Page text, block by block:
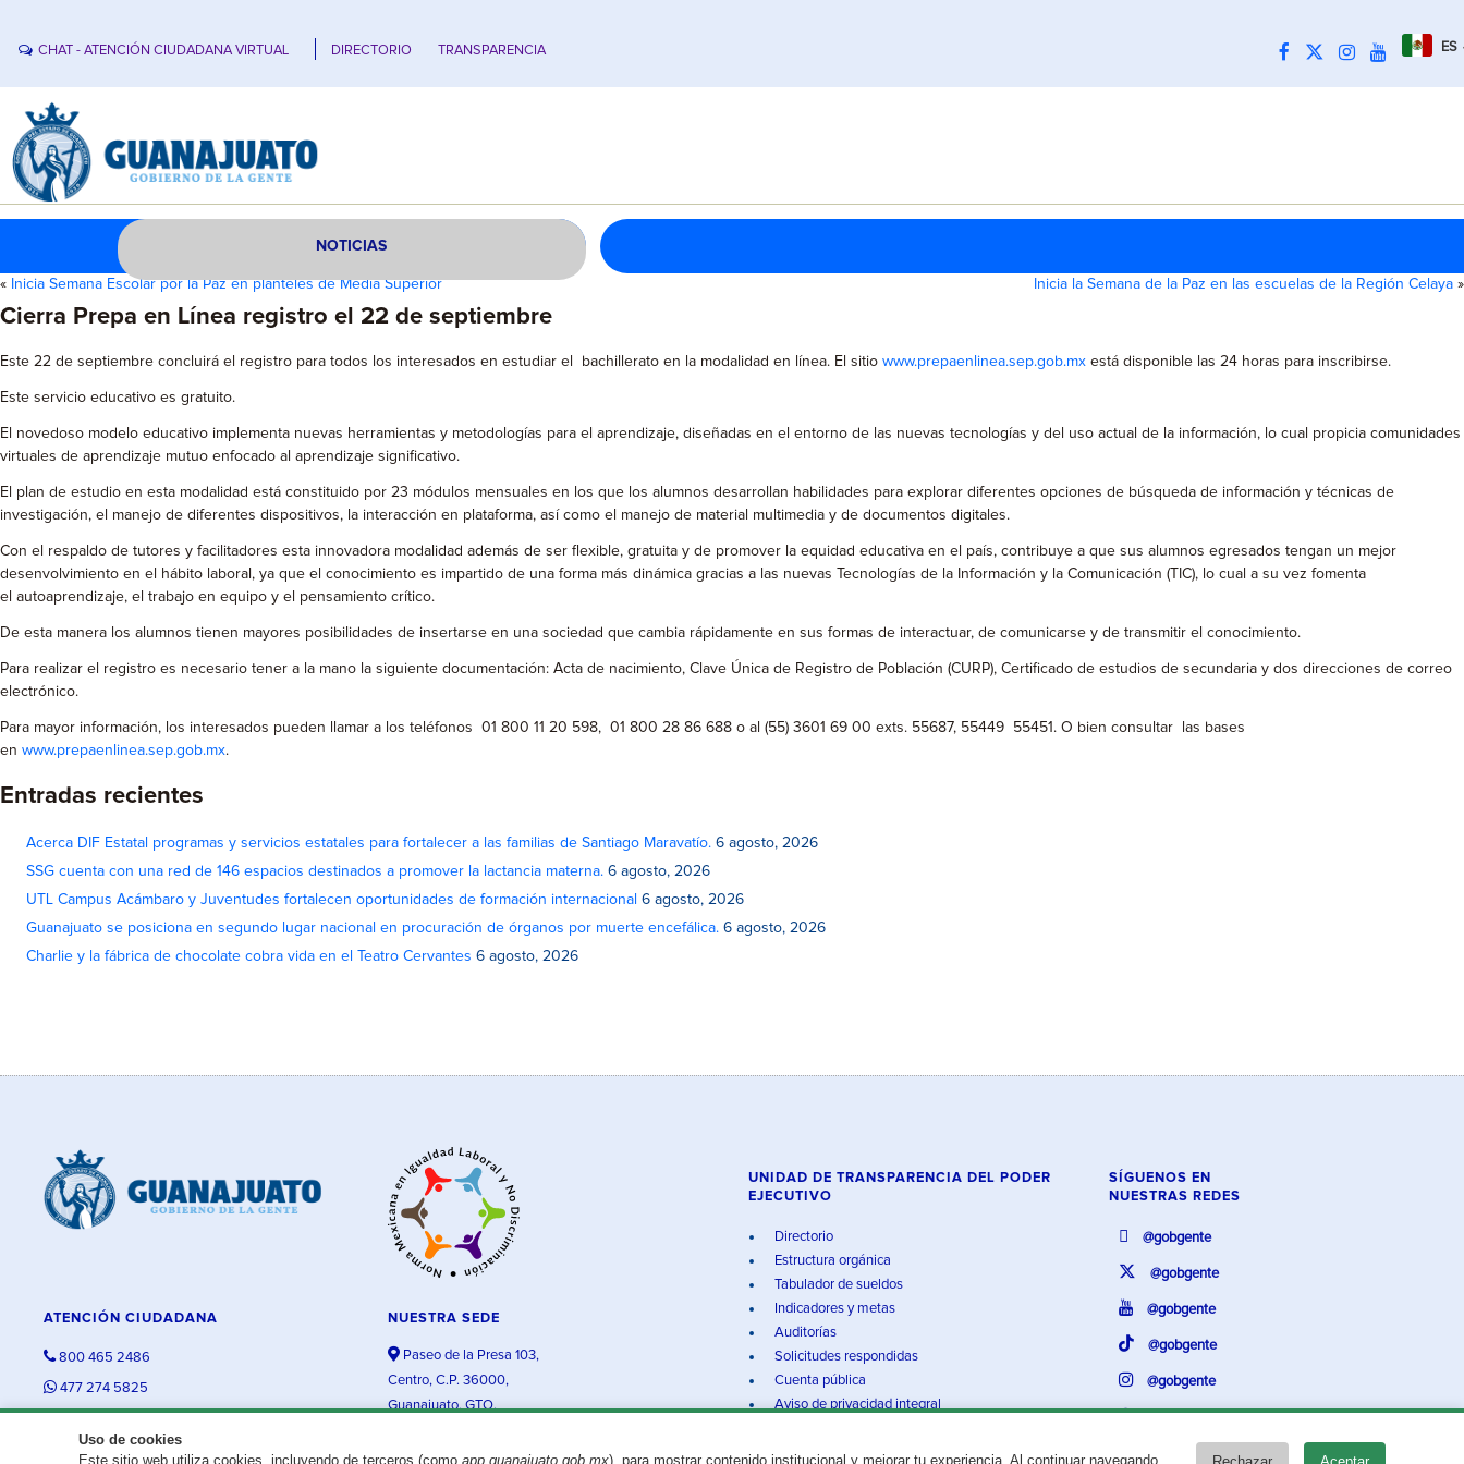
CHAT - ATENCIÓN CIUDADANA VIRTUAL DIRECTORIO TRANSPARENCIA ES
NOTICIAS
« Inicia Semana Escolar por la Paz en planteles de Media Superior Inicia la Semana de la Paz en las escuelas de la Región Celaya »
Cierra Prepa en Línea registro el 22 de septiembre
Este 22 de septiembre concluirá el registro para todos los interesados en estudiar el bachillerato en la modalidad en línea. El sitio www.prepaenlinea.sep.gob.mx está disponible las 24 horas para inscribirse.
Este servicio educativo es gratuito.
El novedoso modelo educativo implementa nuevas herramientas y metodologías para el aprendizaje, diseñadas en el entorno de las nuevas tecnologías y del uso actual de la información, lo cual propicia comunidades
virtuales de aprendizaje mutuo enfocado al aprendizaje significativo.
El plan de estudio en esta modalidad está constituido por 23 módulos mensuales en los que los alumnos desarrollan habilidades para explorar diferentes opciones de búsqueda de información y técnicas de
investigación, el manejo de diferentes dispositivos, la interacción en plataforma, así como el manejo de material multimedia y de documentos digitales.
Con el respaldo de tutores y facilitadores esta innovadora modalidad además de ser flexible, gratuita y de promover la equidad educativa en el país, contribuye a que sus alumnos egresados tengan un mejor
desenvolvimiento en el hábito laboral, ya que el conocimiento es impartido de una forma más dinámica gracias a las nuevas Tecnologías de la Información y la Comunicación (TIC), lo cual a su vez fomenta
el autoaprendizaje, el trabajo en equipo y el pensamiento crítico.
De esta manera los alumnos tienen mayores posibilidades de insertarse en una sociedad que cambia rápidamente en sus formas de interactuar, de comunicarse y de transmitir el conocimiento.
Para realizar el registro es necesario tener a la mano la siguiente documentación: Acta de nacimiento, Clave Única de Registro de Población (CURP), Certificado de estudios de secundaria y dos direcciones de correo
electrónico.
Para mayor información, los interesados pueden llamar a los teléfonos 01 800 11 20 598, 01 800 28 86 688 o al (55) 3601 69 00 exts. 55687, 55449 55451. O bien consultar las bases
en www.prepaenlinea.sep.gob.mx.
Entradas recientes
Acerca DIF Estatal programas y servicios estatales para fortalecer a las familias de Santiago Maravatío. 6 agosto, 2026
SSG cuenta con una red de 146 espacios destinados a promover la lactancia materna. 6 agosto, 2026
UTL Campus Acámbaro y Juventudes fortalecen oportunidades de formación internacional 6 agosto, 2026
Guanajuato se posiciona en segundo lugar nacional en procuración de órganos por muerte encefálica. 6 agosto, 2026
Charlie y la fábrica de chocolate cobra vida en el Teatro Cervantes 6 agosto, 2026
Uso de cookies
Este sitio web utiliza cookies, incluyendo de terceros (como app.guanajuato.gob.mx), para mostrar contenido institucional y mejorar tu experiencia. Al continuar navegando, Rechazar Aceptar
ATENCIÓN CIUDADANA
800 465 2486
477 274 5825
NUESTRA SEDE
Paseo de la Presa 103,
Centro, C.P. 36000,
Guanajuato, GTO.
UNIDAD DE TRANSPARENCIA DEL PODER
EJECUTIVO
Directorio
Estructura orgánica
Tabulador de sueldos
Indicadores y metas
Auditorías
Solicitudes respondidas
Cuenta pública
Aviso de privacidad integral
SÍGUENOS EN
NUESTRAS REDES
@gobgente
@gobgente
@gobgente
@gobgente
@gobgente
@gobgente